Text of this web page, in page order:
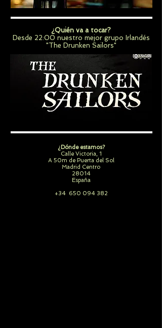
¿Quién va a tocar?
Desde 22:00 nuestro mejor grupo Irlandés
"The Drunken Sailors"
¿Dónde estamos?
Calle Victoria, 1
A 50m de Puerta del Sol
Madrid Centro
28014
España
+34 650 094 382